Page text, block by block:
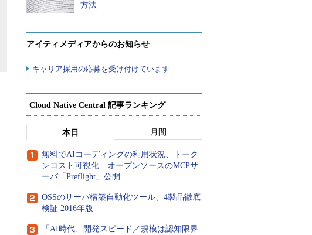
方法
アイティメディアからのお知らせ
キャリア採用の応募を受け付けています
Cloud Native Central 記事ランキング
本日 月間
無料でAIコーディングの利用状況、トーク
ンコスト可視化 オープンソースのMCPサ
ーバ「Preflight」公開
OSSのサーバ構築自動化ツール、4製品徹底
検証 2016年版
「AI時代、開発スピード／規模は認知限界